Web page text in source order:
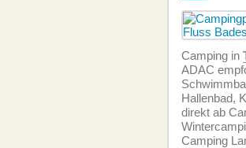
Camping in
ADAC
Hallenbad,
direkt ab
Camping